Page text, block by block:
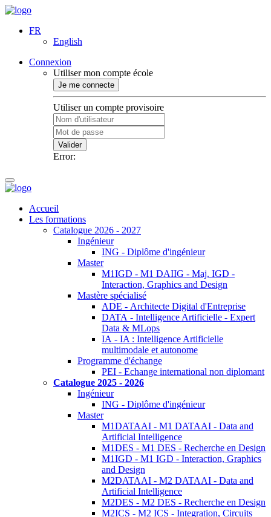
FR
English
Connexion
Utiliser mon compte école
Je me connecte
Utiliser un compte provisoire
Valider
Error:
Accueil
Les formations
Catalogue 2026 - 2027
Ingénieur
ING - Diplôme d'ingénieur
Master
M1IGD - M1 DAIIG - Maj. IGD -
Interaction, Graphics and Design
Mastère spécialisé
ADE - Architecte Digital d'Entreprise
DATA - Intelligence Artificielle - Expert
Data & MLops
IA - IA : Intelligence Artificielle
multimodale et autonome
Programme d'échange
PEI - Echange international non diplomant
Catalogue 2025 - 2026
Ingénieur
ING - Diplôme d'ingénieur
Master
M1DATAAI - M1 DATAAI - Data and
Artificial Intelligence
M1DES - M1 DES - Recherche en Design
M1IGD - M1 IGD - Interaction, Graphics
and Design
M2DATAAI - M2 DATAAI - Data and
Artificial Intelligence
M2DES - M2 DES - Recherche en Design
M2ICS - M2 ICS - Integration, Circuits